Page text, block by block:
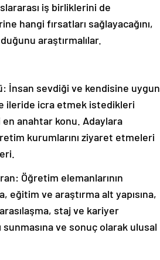
iş birliklerini de
hangi fırsatları sağlayacağını,
araştırmalılar.
İnsan sevdiği ve kendisine uygun
ileride icra etmek istedikleri
anahtar konu. Adaylara
kurumlarını ziyaret etmeleri
Öğretim elemanlarının
eğitim ve araştırma alt yapısına,
staj ve kariyer
ve sonuç olarak ulusal